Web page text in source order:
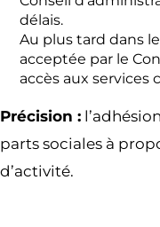
délais.
Au plus tard dans
acceptée par le
accès aux services
Précision :
parts sociales à
d’activité.